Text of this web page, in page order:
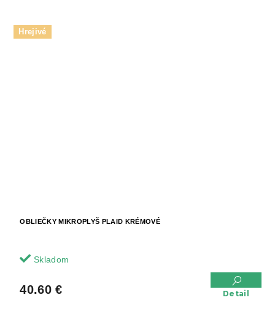
Hrejivé
OBLIEČKY MIKROPLYŠ PLAID KRÉMOVÉ
Skladom
40.60 € Detail